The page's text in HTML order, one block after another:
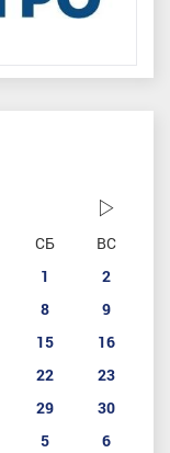
СБ
ВС
1
2
8
9
15
16
22
23
29
30
5 6